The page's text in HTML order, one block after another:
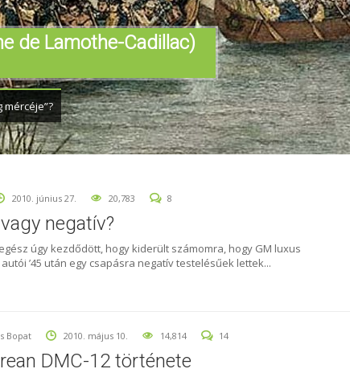
de Lamothe-Cadillac)
2010. június 27. 20,783 8
negatív?
úgy kezdődött, hogy kiderült számomra, hogy GM luxus
’45 után egy csapásra negatív testelésűek lettek...
Bopat 2010. május 10. 14,814 14
DMC-12 története